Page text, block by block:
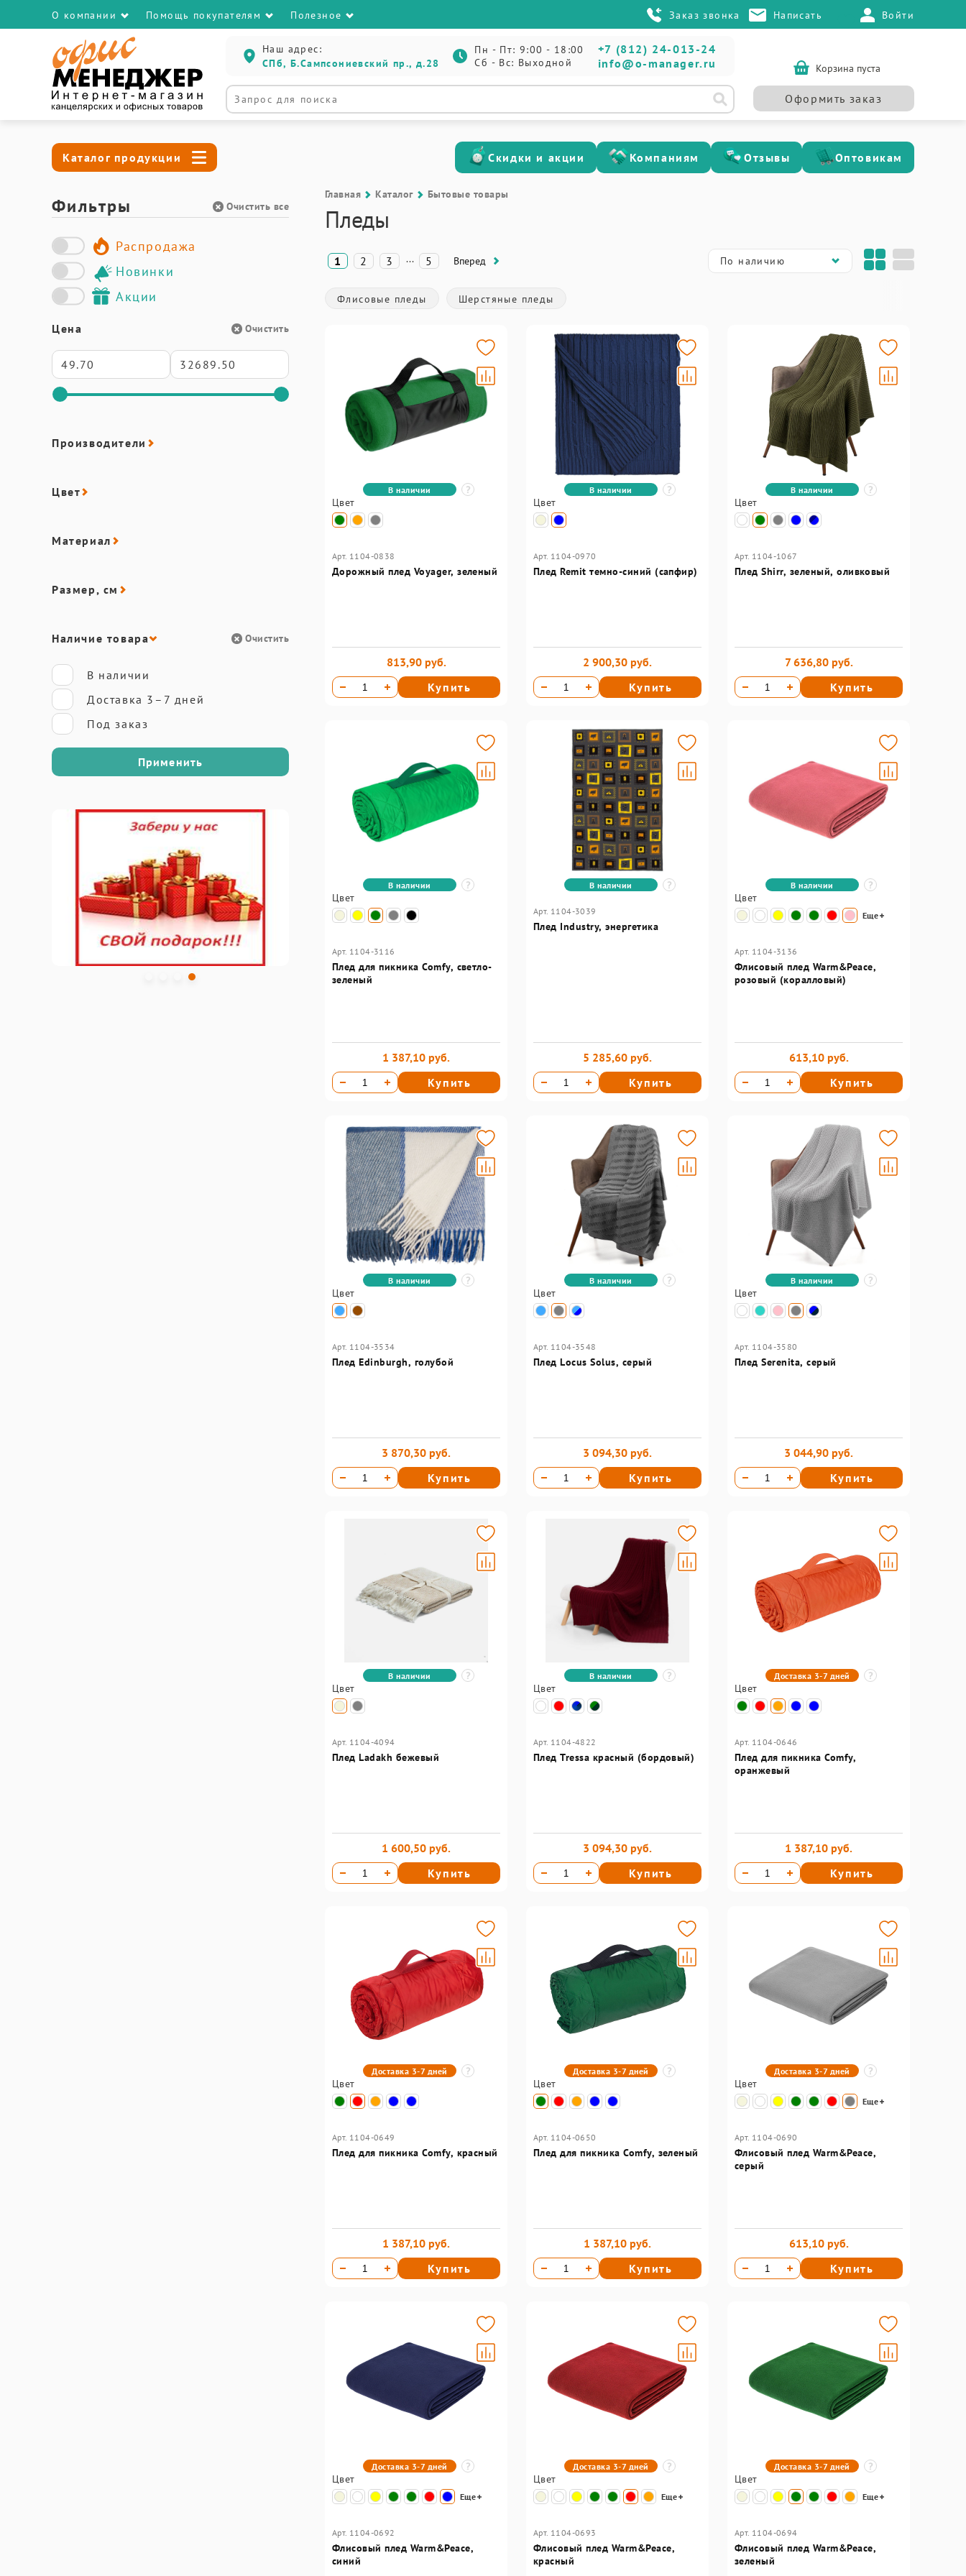
О компании Помощь покупателям Полезное Заказ звонка Написать Войти
Наш адрес:
СПб, Б.Сампсониевский пр., д.28
Пн - Пт: 9:00 - 18:00
Сб - Вс: Выходной
+7 (812) 24-013-24
info@o-manager.ru
Корзина пуста
Оформить заказ
Каталог продукции Скидки и акции Компаниям Отзывы Оптовикам
Фильтры Очистить все
Распродажа
Новинки
Акции
Цена Очистить
Производители
Цвет
Материал
Размер, см
Наличие товара Очистить
В наличии
Доставка 3–7 дней
Под заказ
Применить
Главная Каталог Бытовые товары
Пледы
1 2 3 ... 5 Вперед По наличию
Флисовые пледы Шерстяные пледы
В наличии
Цвет
Арт. 1104-0838
Дорожный плед Voyager, зеленый
813,90 руб.
Купить
В наличии
Цвет
Арт. 1104-0970
Плед Remit темно-синий (сапфир)
2 900,30 руб.
Купить
В наличии
Цвет
Арт. 1104-1067
Плед Shirr, зеленый, оливковый
7 636,80 руб.
Купить
В наличии
Цвет
Арт. 1104-3116
Плед для пикника Comfy, светло-
зеленый
1 387,10 руб.
Купить
В наличии
Арт. 1104-3039
Плед Industry, энергетика
5 285,60 руб.
Купить
В наличии
Цвет
Еще
Арт. 1104-3136
Флисовый плед Warm&Peace,
розовый (коралловый)
613,10 руб.
Купить
В наличии
Цвет
Арт. 1104-3534
Плед Edinburgh, голубой
3 870,30 руб.
Купить
В наличии
Цвет
Арт. 1104-3548
Плед Locus Solus, серый
3 094,30 руб.
Купить
В наличии
Цвет
Арт. 1104-3580
Плед Serenita, серый
3 044,90 руб.
Купить
В наличии
Цвет
Арт. 1104-4094
Плед Ladakh бежевый
1 600,50 руб.
Купить
В наличии
Цвет
Арт. 1104-4822
Плед Tressa красный (бордовый)
3 094,30 руб.
Купить
Доставка 3-7 дней
Цвет
Арт. 1104-0646
Плед для пикника Comfy,
оранжевый
1 387,10 руб.
Купить
Доставка 3-7 дней
Цвет
Арт. 1104-0649
Плед для пикника Comfy, красный
1 387,10 руб.
Купить
Доставка 3-7 дней
Цвет
Арт. 1104-0650
Плед для пикника Comfy, зеленый
1 387,10 руб.
Купить
Доставка 3-7 дней
Цвет
Еще
Арт. 1104-0690
Флисовый плед Warm&Peace,
серый
613,10 руб.
Купить
Доставка 3-7 дней
Цвет
Еще
Арт. 1104-0692
Флисовый плед Warm&Peace,
синий
Доставка 3-7 дней
Цвет
Еще
Арт. 1104-0693
Флисовый плед Warm&Peace,
красный
Доставка 3-7 дней
Цвет
Еще
Арт. 1104-0694
Флисовый плед Warm&Peace,
зеленый